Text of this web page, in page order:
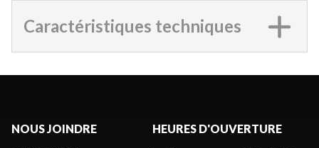
Caractéristiques techniques
NOUS JOINDRE HEURES D'OUVERTURE